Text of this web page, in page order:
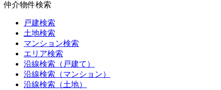
仲介物件検索
戸建検索
土地検索
マンション検索
エリア検索
沿線検索（戸建て）
沿線検索（マンション）
沿線検索（土地）